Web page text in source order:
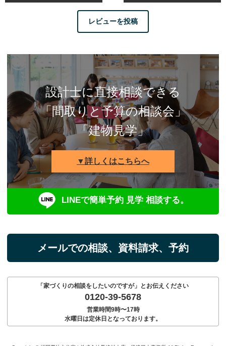
レビューを投稿
設計士に直接相談できる
「間取りと予算の相談会」
「建物見学」
▼詳しくはこちらへ
LINEで簡単予約 見学 相談する。
メールでの相談、資料請求、予約
「家づくりの相談をしたいのですが」とお伝えください
0120-39-5678
営業時間9時〜17時
水曜日は定休日となっております。